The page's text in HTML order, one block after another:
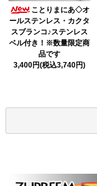
ことりまにあ◇オ
ールステンレス・カクタ
スブランコ♪ステンレス
ベル付き！※数量限定商
品です
3,400円(税込3,740円)